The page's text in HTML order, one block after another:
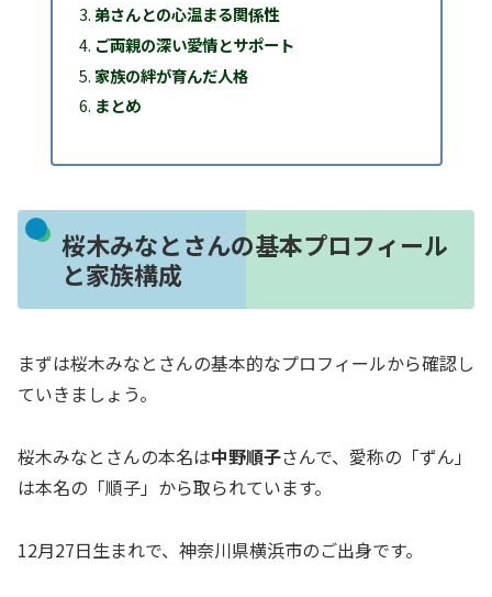
弟さんとの心温まる関係性
ご両親の深い愛情とサポート
家族の絆が育んだ人格
まとめ
桜木みなとさんの基本プロフィール
と家族構成
まずは桜木みなとさんの基本的なプロフィールから確認し
ていきましょう。
桜木みなとさんの本名は中野順子さんで、愛称の「ずん」
は本名の「順子」から取られています。
12月27日生まれで、神奈川県横浜市のご出身です。